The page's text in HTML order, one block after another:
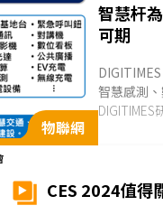
物聯網
智慧杆
可期
智慧感測
關應用的
DIGITIMES
CES 2024值得